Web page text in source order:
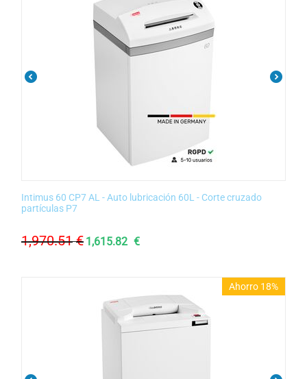
Intimus 60 CP7 AL - Auto lubricación 60L - Corte cruzado
partículas P7
1,970.51 € 1,615.82 €
Ahorro 18%